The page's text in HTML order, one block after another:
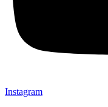
Instagram